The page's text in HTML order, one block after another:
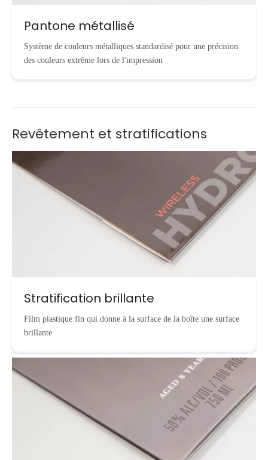
Pantone métallisé
Système de couleurs métalliques standardisé pour une précision
des couleurs extrême lors de l'impression
Revêtement et stratifications
Stratification brillante
Film plastique fin qui donne à la surface de la boîte une surface
brillante